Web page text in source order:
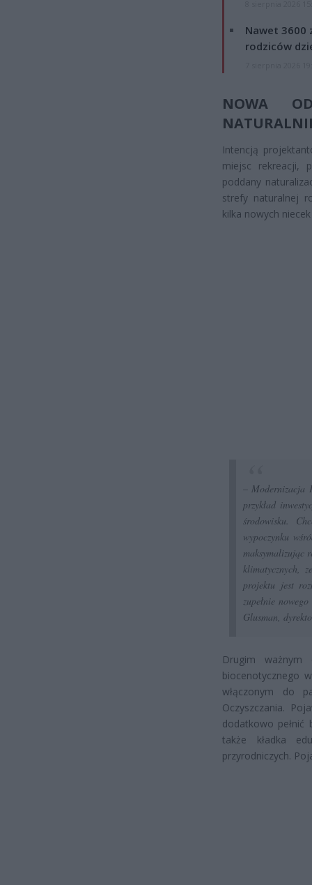
Nawet 3600
rodziców
NOWA
Intencją
miejsc rekreacji,
poddany
strefy naturalnej
kilka nowych
– Modernizacja
przykład
środowisku.
wypoczynku
maksymalizując
klimatycznych,
projektu jest
zupełnie
Glusman,
Drugim ważnym
biocenotycznego
włączonym do
Oczyszczania.
dodatkowo pełnić
także kładka
przyrodniczych.